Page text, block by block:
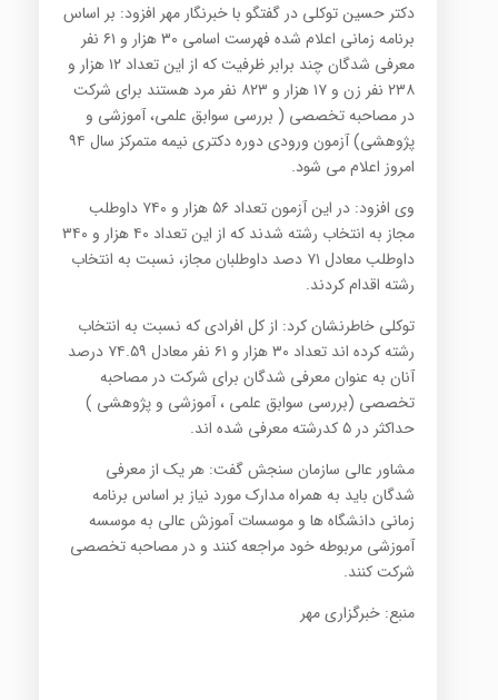
دکتر حسین توکلی در گفتگو با خبرنگار مهر افزود: بر اساس
برنامه زمانی اعلام شده فهرست اسامی ۳۰ هزار و ۶۱ نفر
معرفی شدگان چند برابر ظرفیت که از این تعداد ۱۲ هزار و
۲۳۸ نفر زن و ۱۷ هزار و ۸۲۳ نفر مرد هستند برای شرکت
در مصاحبه تخصصی ( بررسی سوابق علمی، آموزشی و
پژوهشی) آزمون ورودی دوره دکتری نیمه متمرکز سال ۹۴
امروز اعلام می شود.
وی افزود: در این آزمون تعداد ۵۶ هزار و ۷۴۰ داوطلب
مجاز به انتخاب رشته شدند که از این تعداد ۴۰ هزار و ۳۴۰
داوطلب معادل ۷۱ دصد داوطلبان مجاز، نسبت به انتخاب
رشته اقدام کردند.
توکلی خاطرنشان کرد: از کل افرادی که نسبت به انتخاب
رشته کرده اند تعداد ۳۰ هزار و ۶۱ نفر معادل ۷۴.۵۹ درصد
آنان به عنوان معرفی شدگان برای شرکت در مصاحبه
تخصصی (بررسی سوابق علمی ، آموزشی و پژوهشی )
حداکثر در ۵ کدرشته معرفی شده اند.
مشاور عالی سازمان سنجش گفت: هر یک از معرفی
شدگان باید به همراه مدارک مورد نیاز بر اساس برنامه
زمانی دانشگاه ها و موسسات آموزش عالی به موسسه
آموزشی مربوطه خود مراجعه کنند و در مصاحبه تخصصی
شرکت کنند.
منبع: خبرگزاری مهر